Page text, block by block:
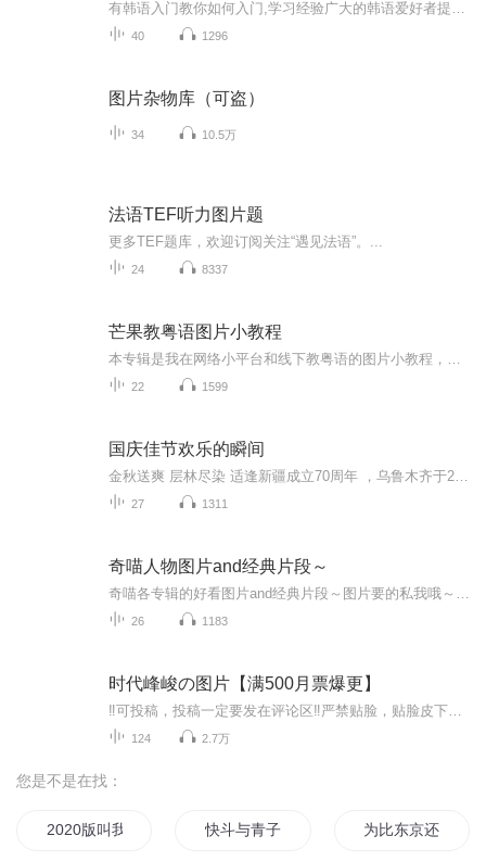
40 1296
图片杂物库（可盗）
34 10.5万
法语TEF听力图片题
更多TEF题库，欢迎订阅关注“遇见法语”。...
24 8337
芒果教粤语图片小教程
22 1599
国庆佳节欢乐的瞬间
27 1311
奇喵人物图片and经典片段～
26 1183
时代峰峻の图片【满500月票爆更】
124 2.7万
您是不是在找：
2020版叫我女王大人 快斗与青子的情人节 为比东京还热的